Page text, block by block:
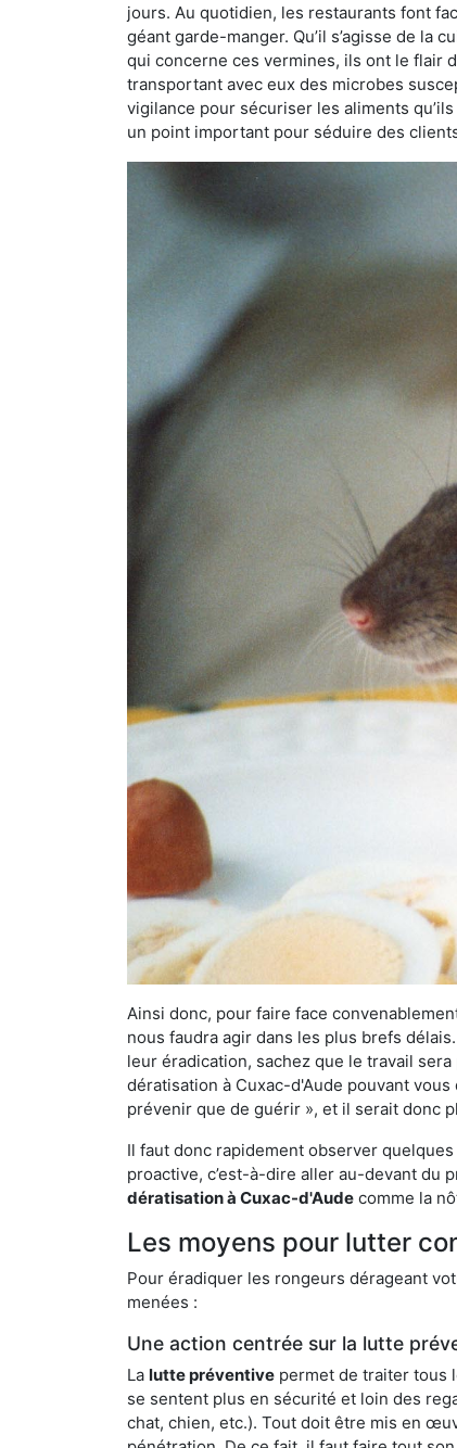
jours. Au quotidien, les restaurants font
géant garde-manger. Qu’il s’agisse de la
qui concerne ces vermines, ils ont le flair
transportant avec eux des microbes
vigilance pour sécuriser les aliments
un point important pour séduire des
Ainsi donc, pour faire face
nous faudra agir dans les plus brefs
leur éradication, sachez que le travail
dératisation à Cuxac-d'Aude pouvant
prévenir que de guérir », et il serait donc
Il faut donc rapidement observer
proactive, c’est-à-dire aller au-devant du
dératisation à Cuxac-d'Aude comme la
Les moyens pour lutter
Pour éradiquer les rongeurs dérageant
menées :
Une action centrée sur la lutte
La lutte préventive permet de traiter tous
se sentent plus en sécurité et loin des
chat, chien, etc.). Tout doit être mis en